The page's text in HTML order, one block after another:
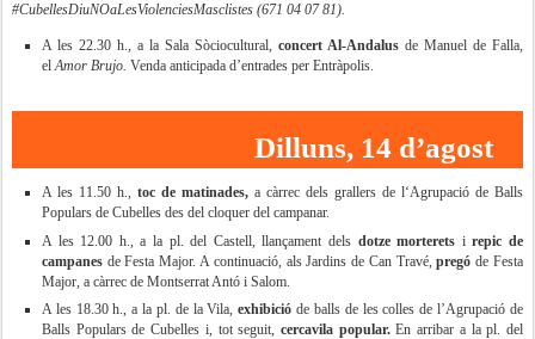
#CubellesDiuNOaLesViolenciesMasclistes (671 04 07 81).
A les 22.30 h., a la Sala Sòciocultural, concert Al-Andalus de Manuel de Falla,
elAmor Brujo. Venda anticipada d’entrades per Entràpolis.
Dilluns, 14 d’agost
A les 11.50 h., toc de matinades,a càrrec dels grallers de l‘Agrupació de Balls
Populars de Cubelles des del cloquer del campanar.
A les 12.00 h., a la pl. del Castell, llançament dels dotze morterets irepic de
campanesde Festa Major. A continuació, als Jardins de Can Travé,pregó de Festa
Major, a càrrec de Montserrat Antó i Salom.
A les 18.30 h., a la pl. de la Vila,exhibició de balls de les colles de l’Agrupació de
Balls Populars de Cubelles i, tot seguit, cercavila popular.En arribar a la pl. del